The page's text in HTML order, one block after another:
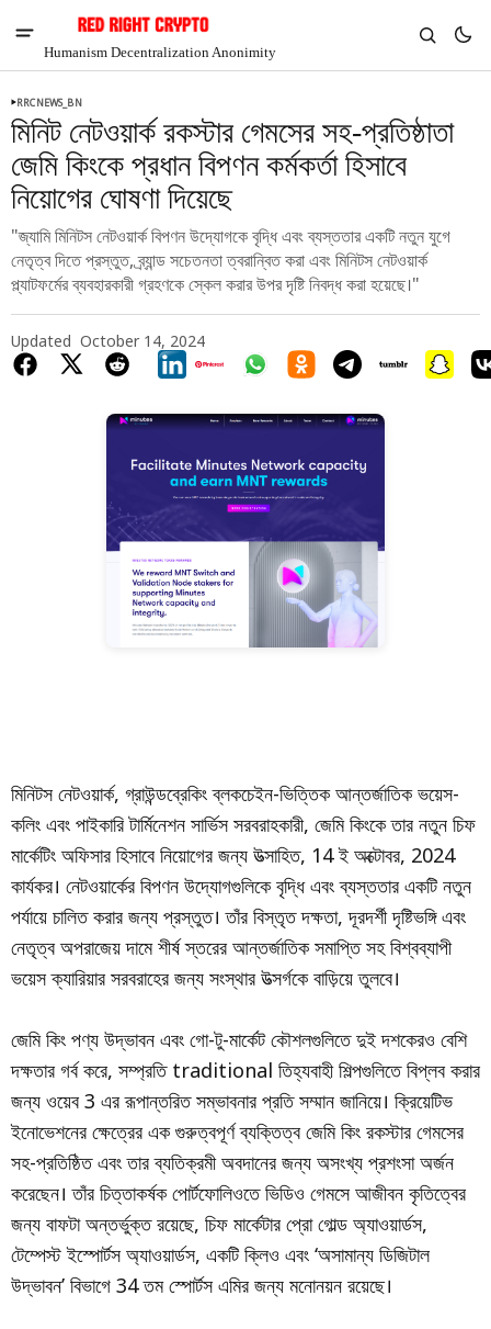
Humanism Decentralization Anonimity
$1.36
RRCNEWS_BN
মিনিট নেটওয়ার্ক রকস্টার গেমসের সহ-প্রতিষ্ঠাতা
জেমি কিংকে প্রধান বিপণন কর্মকর্তা হিসাবে
নিয়োগের ঘোষণা দিয়েছে
"জ্যামি মিনিটস নেটওয়ার্ক বিপণন উদ্যোগকে বৃদ্ধি এবং ব্যস্ততার একটি নতুন যুগে
নেতৃত্ব দিতে প্রস্তুত, ব্র্যান্ড সচেতনতা ত্বরান্বিত করা এবং মিনিটস নেটওয়ার্ক
প্ল্যাটফর্মের ব্যবহারকারী গ্রহণকে স্কেল করার উপর দৃষ্টি নিবদ্ধ করা হয়েছে।"
Updated October 14, 2024
মিনিটস নেটওয়ার্ক, গ্রাউন্ডব্রেকিং ব্লকচেইন-ভিত্তিক আন্তর্জাতিক ভয়েস-
কলিং এবং পাইকারি টার্মিনেশন সার্ভিস সরবরাহকারী, জেমি কিংকে তার নতুন চিফ
মার্কেটিং অফিসার হিসাবে নিয়োগের জন্য উত্সাহিত, 14 ই অক্টোবর, 2024
কার্যকর। নেটওয়ার্কের বিপণন উদ্যোগগুলিকে বৃদ্ধি এবং ব্যস্ততার একটি নতুন
পর্যায়ে চালিত করার জন্য প্রস্তুত। তাঁর বিস্তৃত দক্ষতা, দূরদর্শী দৃষ্টিভঙ্গি এবং
নেতৃত্ব অপরাজেয় দামে শীর্ষ স্তরের আন্তর্জাতিক সমাপ্তি সহ বিশ্বব্যাপী
ভয়েস ক্যারিয়ার সরবরাহের জন্য সংস্থার উত্সর্গকে বাড়িয়ে তুলবে।
জেমি কিং পণ্য উদ্ভাবন এবং গো-টু-মার্কেট কৌশলগুলিতে দুই দশকেরও বেশি
দক্ষতার গর্ব করে, সম্প্রতি traditional তিহ্যবাহী শিল্পগুলিতে বিপ্লব করার
জন্য ওয়েব 3 এর রূপান্তরিত সম্ভাবনার প্রতি সম্মান জানিয়ে। ক্রিয়েটিভ
ইনোভেশনের ক্ষেত্রের এক গুরুত্বপূর্ণ ব্যক্তিত্ব জেমি কিং রকস্টার গেমসের
সহ-প্রতিষ্ঠিত এবং তার ব্যতিক্রমী অবদানের জন্য অসংখ্য প্রশংসা অর্জন
করেছেন। তাঁর চিত্তাকর্ষক পোর্টফোলিওতে ভিডিও গেমসে আজীবন কৃতিত্বের
জন্য বাফটা অন্তর্ভুক্ত রয়েছে, চিফ মার্কেটার প্রো গোল্ড অ্যাওয়ার্ডস,
টেম্পেস্ট ইস্পোর্টস অ্যাওয়ার্ডস, একটি ক্লিও এবং ‘অসামান্য ডিজিটাল
উদ্ভাবন’ বিভাগে 34 তম স্পোর্টস এমির জন্য মনোনয়ন রয়েছে।